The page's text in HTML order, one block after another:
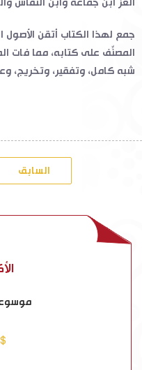
العزّ ابن جماعة وابن النقّاش
جمع لهذا الكتاب أتقن
المصنِّف على كتابه، مما فات
شبه كامل، وتفقير، وتخريج،
السابق
موسوعة